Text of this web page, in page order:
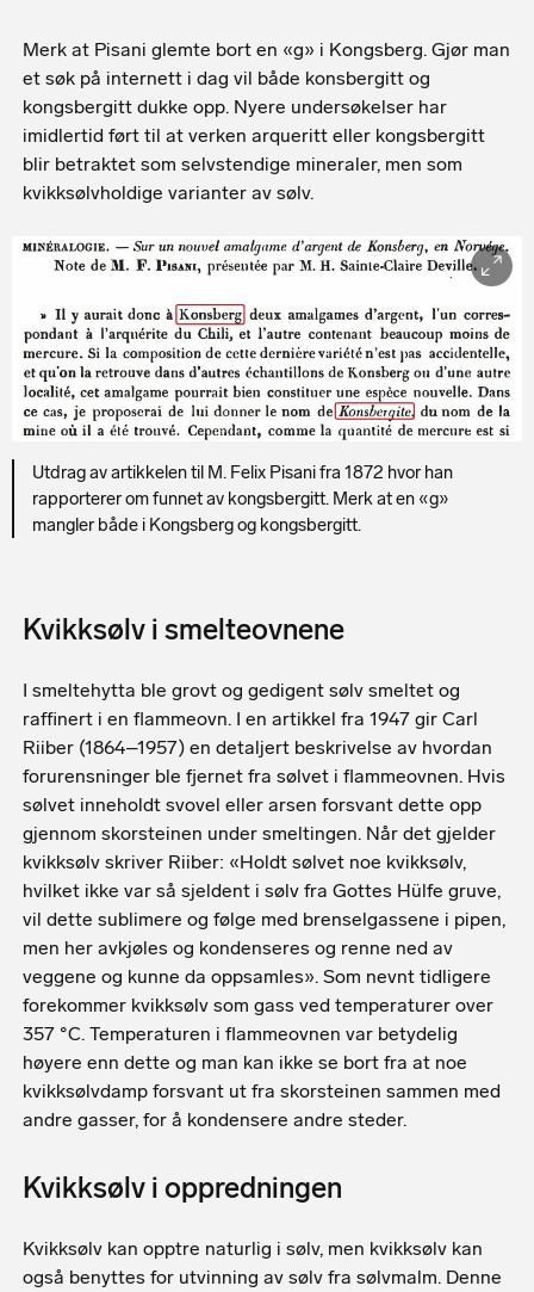
Merk at Pisani glemte bort en «g» i Kongsberg. Gjør man
et søk på internett i dag vil både konsbergitt og
kongsbergitt dukke opp. Nyere undersøkelser har
imidlertid ført til at verken arqueritt eller kongsbergitt
blir betraktet som selvstendige mineraler, men som
kvikksølvholdige varianter av sølv.
Utdrag av artikkelen til M. Felix Pisani fra 1872 hvor han
rapporterer om funnet av kongsbergitt. Merk at en «g»
mangler både i Kongsberg og kongsbergitt.
Kvikksølv i smelteovnene
I smeltehytta ble grovt og gedigent sølv smeltet og
raffinert i en flammeovn. I en artikkel fra 1947 gir Carl
Riiber (1864–1957) en detaljert beskrivelse av hvordan
forurensninger ble fjernet fra sølvet i flammeovnen. Hvis
sølvet inneholdt svovel eller arsen forsvant dette opp
gjennom skorsteinen under smeltingen. Når det gjelder
kvikksølv skriver Riiber: «Holdt sølvet noe kvikksølv,
hvilket ikke var så sjeldent i sølv fra Gottes Hülfe gruve,
vil dette sublimere og følge med brenselgassene i pipen,
men her avkjøles og kondenseres og renne ned av
veggene og kunne da oppsamles». Som nevnt tidligere
forekommer kvikksølv som gass ved temperaturer over
357 °C. Temperaturen i flammeovnen var betydelig
høyere enn dette og man kan ikke se bort fra at noe
kvikksølvdamp forsvant ut fra skorsteinen sammen med
andre gasser, for å kondensere andre steder.
Kvikksølv i oppredningen
Kvikksølv kan opptre naturlig i sølv, men kvikksølv kan
også benyttes for utvinning av sølv fra sølvmalm. Denne